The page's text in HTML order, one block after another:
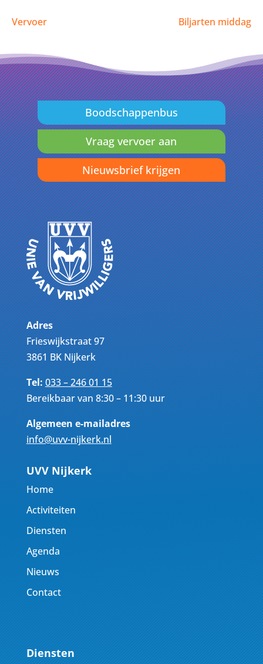
Vervoer Biljarten middag
Boodschappenbus
Vraag vervoer aan
Nieuwsbrief krijgen
Adres
Frieswijkstraat 97
3861 BK Nijkerk
Tel:033 – 246 01 15
Bereikbaar van 8:30 – 11:30 uur
Algemeen e-mailadres
info@uvv-nijkerk.nl
UVV Nijkerk
Home
Activiteiten
Diensten
Agenda
Nieuws
Contact
Diensten